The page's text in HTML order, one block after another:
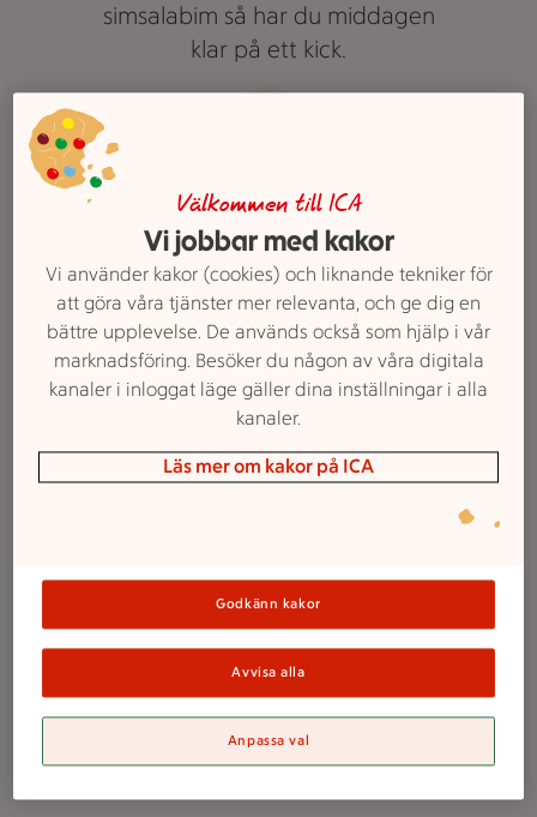
simsalabim så har du middagen
klar på ett kick.
Fyra otroliga toppings till
färdigpizzan
1. Lyxig, snabblagad pizza med
mozzarella, pesto, tryffelsalami och
Välkommen till ICA
Vi jobbar med kakor
Vi använder kakor (cookies) och liknande tekniker för
att göra våra tjänster mer relevanta, och ge dig en
bättre upplevelse. De används också som hjälp i vår
marknadsföring. Besöker du någon av våra digitala
kanaler i inloggat läge gäller dina inställningar i alla
kanaler.
Läs mer om kakor på ICA
Godkänn kakor
Avvisa alla
Anpassa val